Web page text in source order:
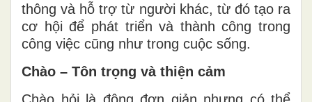
thông và hỗ trợ từ người khác, từ đó tạo ra
cơ hội để phát triển và thành công trong
công việc cũng như trong cuộc sống.
Chào – Tôn trọng và thiện cảm